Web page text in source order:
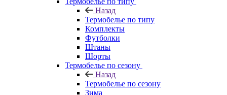
Назад
Термобелье по типу
Комплекты
Футболки
Штаны
Шорты
Термобелье по сезону
Назад
Термобелье по сезону
Зима